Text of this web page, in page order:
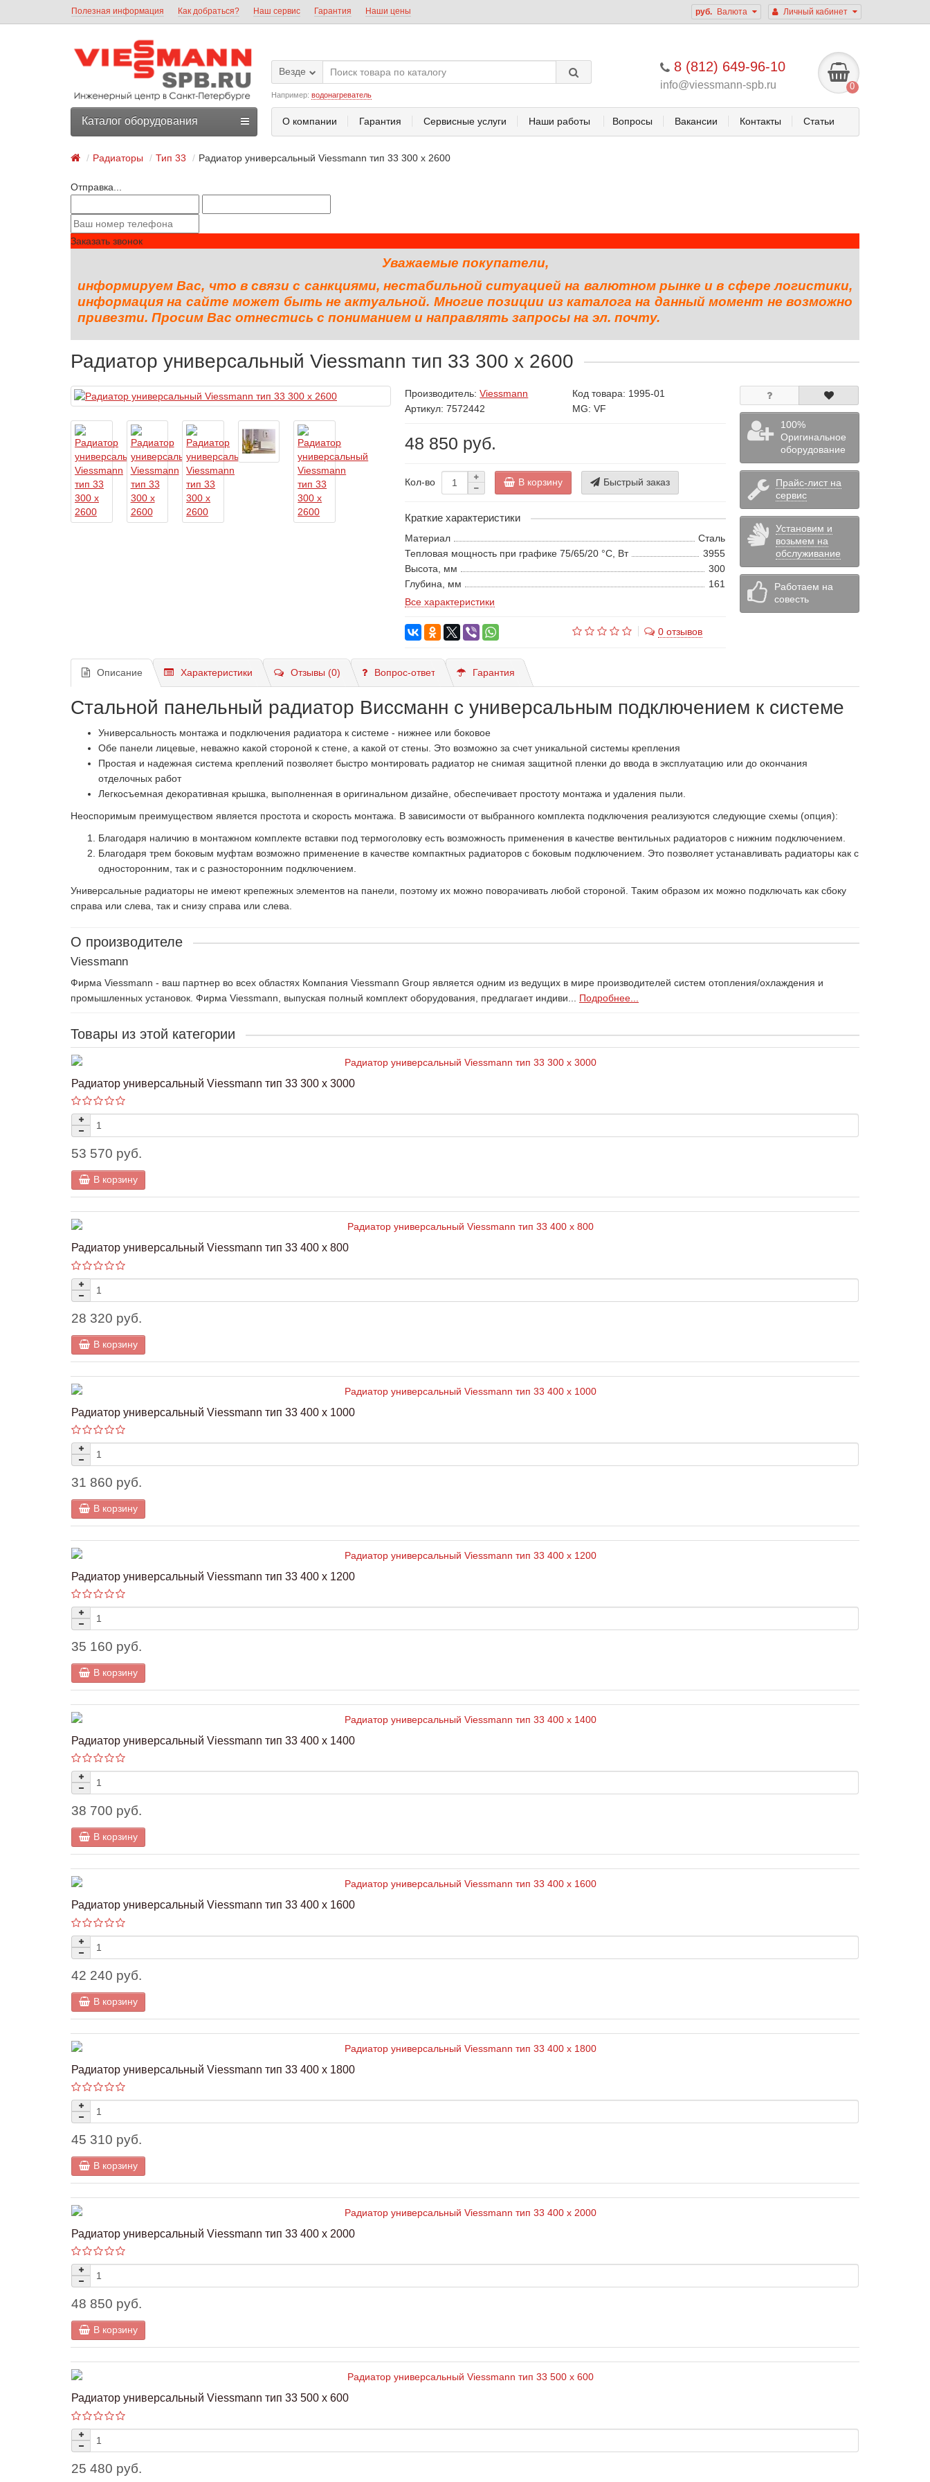
Личный кабинет
руб. Валюта
Полезная информация Как добраться? Наш сервис Гарантия Наши цены
8 (812) 649-96-10
info@viessmann-spb.ru 0
Везде
Например: водонагреватель
О компании Гарантия Сервисные услуги Наши работы Вопросы Вакансии Контакты Статьи
Каталог оборудования
Радиаторы Тип 33 Радиатор универсальный Viessmann тип 33 300 x 2600
Отправка...
Заказать звонок
Уважаемые покупатели,
информируем Вас, что в связи с санкциями, нестабильной ситуацией на валютном рынке и в сфере логистики,
информация на сайте может быть не актуальной. Многие позиции из каталога на данный момент не возможно
привезти. Просим Вас отнестись с пониманием и направлять запросы на эл. почту.
Радиатор универсальный Viessmann тип 33 300 x 2600
Производитель:Viessmann Код товара: 1995-01
Артикул: 7572442
MG: VF
48 850 руб.
Кол-во В корзину Быстрый заказ
Краткие характеристики
Материал
Сталь
Тепловая мощность при графике 75/65/20 °С, Вт
3955
Высота, мм
300
Глубина, мм
161
Все характеристики
0 отзывов
100%
Оригинальное
оборудование
Прайс-лист на
сервис
Установим и
возьмем на
обслуживание
Работаем на
совесть
Описание Характеристики Отзывы (0) Вопрос-ответ Гарантия
Стальной панельный радиатор Виссманн с универсальным подключением к системе
Универсальность монтажа и подключения радиатора к системе - нижнее или боковое
Обе панели лицевые, неважно какой стороной к стене, а какой от стены. Это возможно за счет уникальной системы крепления
Простая и надежная система креплений позволяет быстро монтировать радиатор не снимая защитной пленки до ввода в эксплуатацию или до окончания
отделочных работ
Легкосъемная декоративная крышка, выполненная в оригинальном дизайне, обеспечивает простоту монтажа и удаления пыли.
Неоспоримым преимуществом является простота и скорость монтажа. В зависимости от выбранного комплекта подключения реализуются следующие схемы (опция):
Благодаря наличию в монтажном комплекте вставки под термоголовку есть возможность применения в качестве вентильных радиаторов с нижним подключением.
Благодаря трем боковым муфтам возможно применение в качестве компактных радиаторов с боковым подключением. Это позволяет устанавливать радиаторы как с
односторонним, так и с разносторонним подключением.
Универсальные радиаторы не имеют крепежных элементов на панели, поэтому их можно поворачивать любой стороной. Таким образом их можно подключать как сбоку
справа или слева, так и снизу справа или слева.
О производителе
Viessmann
Фирма Viessmann - ваш партнер во всех областях Компания Viessmann Group является одним из ведущих в мире производителей систем отопления/охлаждения и
промышленных установок. Фирма Viessmann, выпуская полный комплект оборудования, предлагает индиви... Подробнее...
Товары из этой категории
Радиатор универсальный Viessmann тип 33 300 x 3000
53 570 руб.
В корзину
Радиатор универсальный Viessmann тип 33 400 x 800
28 320 руб.
В корзину
Радиатор универсальный Viessmann тип 33 400 x 1000
31 860 руб.
В корзину
Радиатор универсальный Viessmann тип 33 400 x 1200
35 160 руб.
В корзину
Радиатор универсальный Viessmann тип 33 400 x 1400
38 700 руб.
В корзину
Радиатор универсальный Viessmann тип 33 400 x 1600
42 240 руб.
В корзину
Радиатор универсальный Viessmann тип 33 400 x 1800
45 310 руб.
В корзину
Радиатор универсальный Viessmann тип 33 400 x 2000
48 850 руб.
В корзину
Радиатор универсальный Viessmann тип 33 500 x 600
25 480 руб.